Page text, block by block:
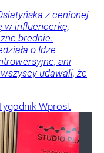
z cenionej
w influencerkę,
brednie.
o Idze
ani
udawali, że
Wprost